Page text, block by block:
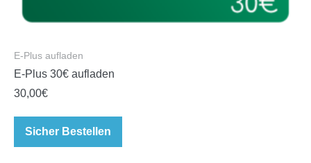
E-Plus aufladen
E-Plus 30€ aufladen
30,00€
Sicher Bestellen